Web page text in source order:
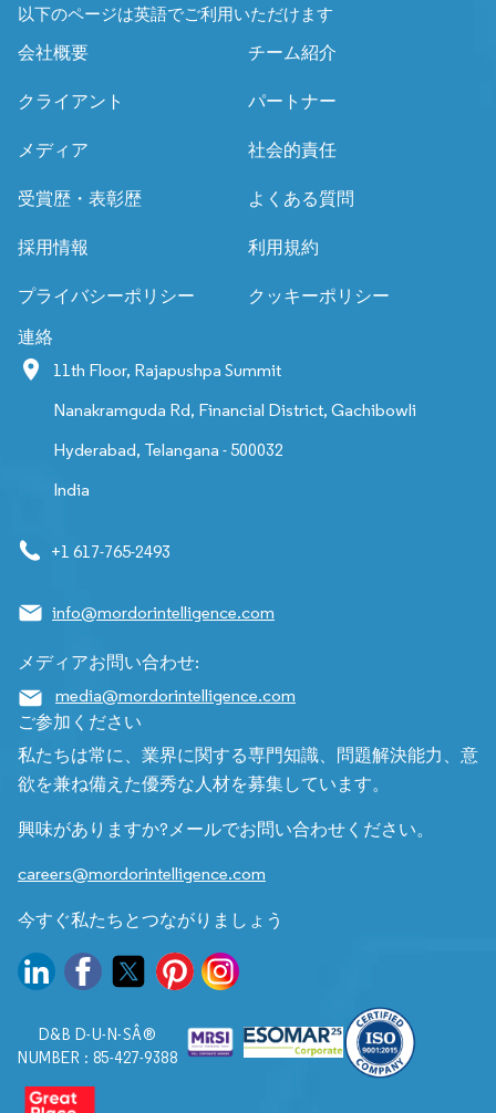
以下のページは英語でご利用いただけます
会社概要 チーム紹介
クライアント パートナー
メディア 社会的責任
受賞歴・表彰歴 よくある質問
採用情報 利用規約
プライバシーポリシー クッキーポリシー
連絡
11th Floor, Rajapushpa Summit
Nanakramguda Rd, Financial District, Gachibowli
Hyderabad, Telangana - 500032
India
+1 617-765-2493
info@mordorintelligence.com
メディアお問い合わせ:
media@mordorintelligence.com
ご参加ください
私たちは常に、業界に関する専門知識、問題解決能力、意
欲を兼ね備えた優秀な人材を募集しています。
興味がありますか?メールでお問い合わせください。
careers@mordorintelligence.com
今すぐ私たちとつながりましょう
D&B D-U-N-SÂ®
NUMBER : 85-427-9388